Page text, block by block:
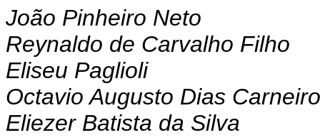
João Pinheiro Neto
Reynaldo de Carvalho Filho
Eliseu Paglioli
Octavio Augusto Dias Carneiro
Eliezer Batista da Silva